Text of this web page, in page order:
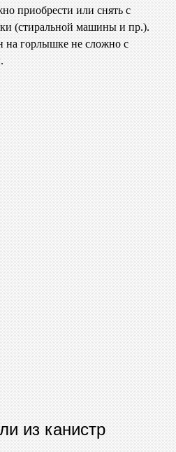
приобрести или снять с
(стиральной машины и пр.).
на горлышке не сложно с
из канистр